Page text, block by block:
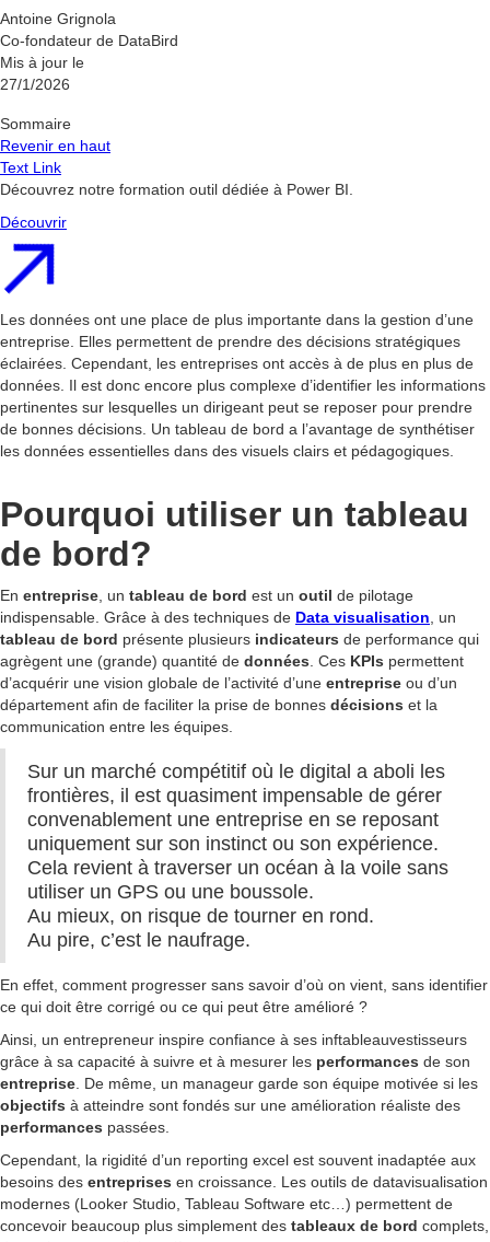
Antoine Grignola
Co-fondateur de DataBird
Mis à jour le
27/1/2026
Sommaire
Revenir en haut
Text Link
Découvrez notre formation outil dédiée à Power BI.
Découvrir
Les données ont une place de plus importante dans la gestion d’une
entreprise. Elles permettent de prendre des décisions stratégiques
éclairées. Cependant, les entreprises ont accès à de plus en plus de
données. Il est donc encore plus complexe d’identifier les informations
pertinentes sur lesquelles un dirigeant peut se reposer pour prendre
de bonnes décisions. Un tableau de bord a l’avantage de synthétiser
les données essentielles dans des visuels clairs et pédagogiques.
Pourquoi utiliser un tableau
de bord?
En entreprise , un tableau de bord est un outil de pilotage
indispensable. Grâce à des techniques de Data visualisation , un
tableau de bord présente plusieurs indicateurs de performance qui
agrègent une (grande) quantité de données . Ces KPIs permettent
d’acquérir une vision globale de l’activité d’une entreprise ou d’un
département afin de faciliter la prise de bonnes décisions et la
communication entre les équipes.
Sur un marché compétitif où le digital a aboli les
frontières, il est quasiment impensable de gérer
convenablement une entreprise en se reposant
uniquement sur son instinct ou son expérience.
Cela revient à traverser un océan à la voile sans
utiliser un GPS ou une boussole.
Au mieux, on risque de tourner en rond.
Au pire, c’est le naufrage.
En effet, comment progresser sans savoir d’où on vient, sans identifier
ce qui doit être corrigé ou ce qui peut être amélioré ?
Ainsi, un entrepreneur inspire confiance à ses inftableauvestisseurs
grâce à sa capacité à suivre et à mesurer les performances de son
entreprise . De même, un manageur garde son équipe motivée si les
objectifs à atteindre sont fondés sur une amélioration réaliste des
performances passées.
Cependant, la rigidité d’un reporting excel est souvent inadaptée aux
besoins des entreprises en croissance. Les outils de datavisualisation
modernes (Looker Studio, Tableau Software etc…) permettent de
concevoir beaucoup plus simplement des tableaux de bord complets,